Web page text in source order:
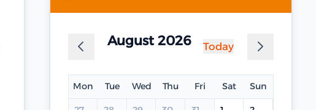
August 2026 Today
Mon Tue Wed Thu Fri Sat Sun